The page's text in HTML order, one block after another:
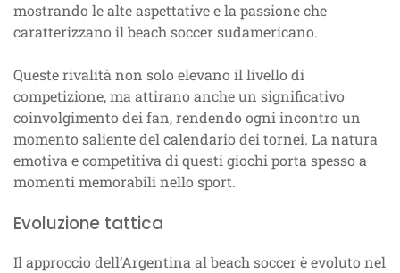
mostrando le alte aspettative e la passione che
caratterizzano il beach soccer sudamericano.
Queste rivalità non solo elevano il livello di
competizione, ma attirano anche un significativo
coinvolgimento dei fan, rendendo ogni incontro un
momento saliente del calendario dei tornei. La natura
emotiva e competitiva di questi giochi porta spesso a
momenti memorabili nello sport.
Evoluzione tattica
Il approccio dell’Argentina al beach soccer è evoluto nel